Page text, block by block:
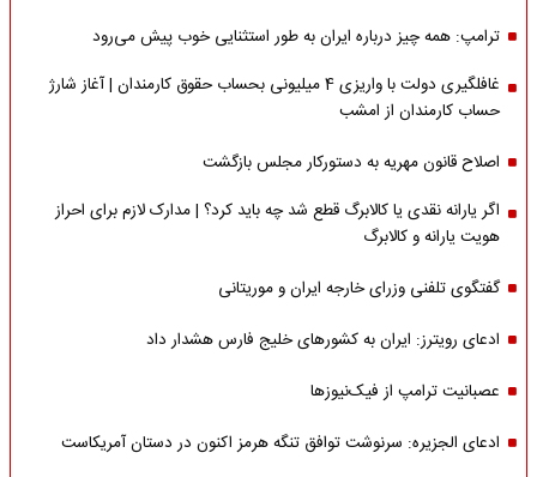
ترامپ: همه چیز درباره ایران به طور استثنایی خوب پیش می‌رود
غافلگیری دولت با واریزی 4 میلیونی بحساب حقوق کارمندان | آغاز شارژ
حساب کارمندان از امشب
اصلاح قانون مهریه به دستورکار مجلس بازگشت
اگر یارانه نقدی یا کالابرگ قطع شد چه باید کرد؟ | مدارک لازم برای احراز
هویت یارانه و کالابرگ
گفتگوی تلفنی وزرای خارجه ایران و موریتانی
ادعای رویترز: ایران به کشورهای خلیج فارس هشدار داد
عصبانیت ترامپ از فیک‌نیوزها
ادعای الجزیره: سرنوشت توافق تنگه هرمز اکنون در دستان آمریکاست